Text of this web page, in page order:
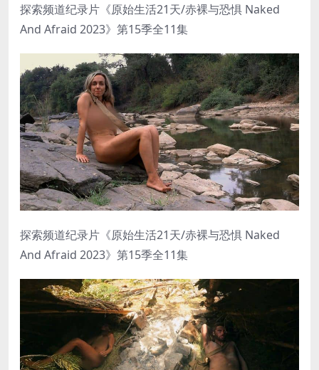
探索频道纪录片《原始生活21天/赤裸与恐惧 Naked
And Afraid 2023》第15季全11集
探索频道纪录片《原始生活21天/赤裸与恐惧 Naked
And Afraid 2023》第15季全11集